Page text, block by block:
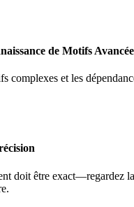
de Motifs Avancée
complexes et les
doit être exact—regardez